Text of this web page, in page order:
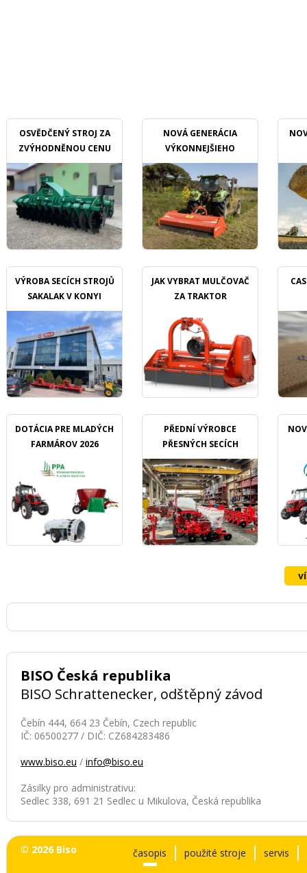
OSVĚDČENÝ STROJ ZA
ZVÝHODNĚNOU CENU
NOVÁ GENERÁCIA
VÝKONNEJŠIEHO
MULČOVAČU
VÝROBA SECÍCH STROJŮ
SAKALAK V KONYI
JAK VYBRAT MULČOVAČ
ZA TRAKTOR
DOTÁCIA PRE MLADÝCH
FARMÁROV 2026
PŘEDNÍ VÝROBCE
PŘESNÝCH SECÍCH
STROJŮ OZDOKEN
BISO Česká republika
BISO Schrattenecker, odštěpný závod
Čebín 444, 664 23 Čebín, Czech republic
IČ: 06500277 / DIČ: CZ684283486
www.biso.eu / info@biso.eu
Zásilky pro administrativu:
Sedlec 338, 691 21 Sedlec u Mikulova, Česká republika
© 2026 Biso časopis použité stroje servis